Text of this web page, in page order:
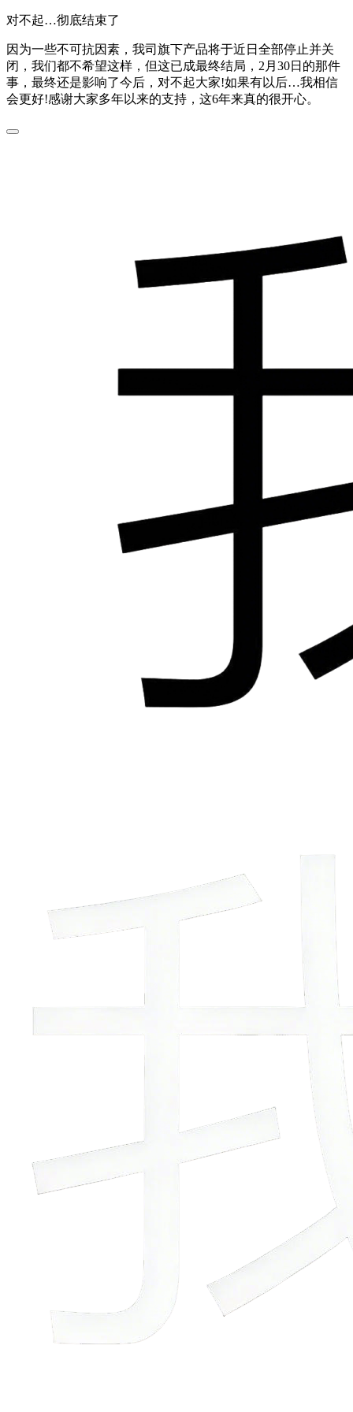
对不起…彻底结束了
因为一些不可抗因素，我司旗下产品将于近日全部停止并关
闭，我们都不希望这样，但这已成最终结局，2月30日的那件
事，最终还是影响了今后，对不起大家!如果有以后…我相信
会更好!感谢大家多年以来的支持，这6年来真的很开心。